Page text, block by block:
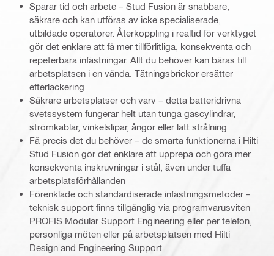
Sparar tid och arbete – Stud Fusion är snabbare,
säkrare och kan utföras av icke specialiserade,
utbildade operatorer. Återkoppling i realtid för verktyget
gör det enklare att få mer tillförlitliga, konsekventa och
repeterbara infästningar. Allt du behöver kan bäras till
arbetsplatsen i en vända. Tätningsbrickor ersätter
efterlackering
Säkrare arbetsplatser och varv – detta batteridrivna
svetssystem fungerar helt utan tunga gascylindrar,
strömkablar, vinkelslipar, ångor eller lätt strålning
Få precis det du behöver – de smarta funktionerna i Hilti
Stud Fusion gör det enklare att upprepa och göra mer
konsekventa inskruvningar i stål, även under tuffa
arbetsplatsförhållanden
Förenklade och standardiserade infästningsmetoder –
teknisk support finns tillgänglig via programvarusviten
PROFIS Modular Support Engineering eller per telefon,
personliga möten eller på arbetsplatsen med Hilti
Design and Engineering Support